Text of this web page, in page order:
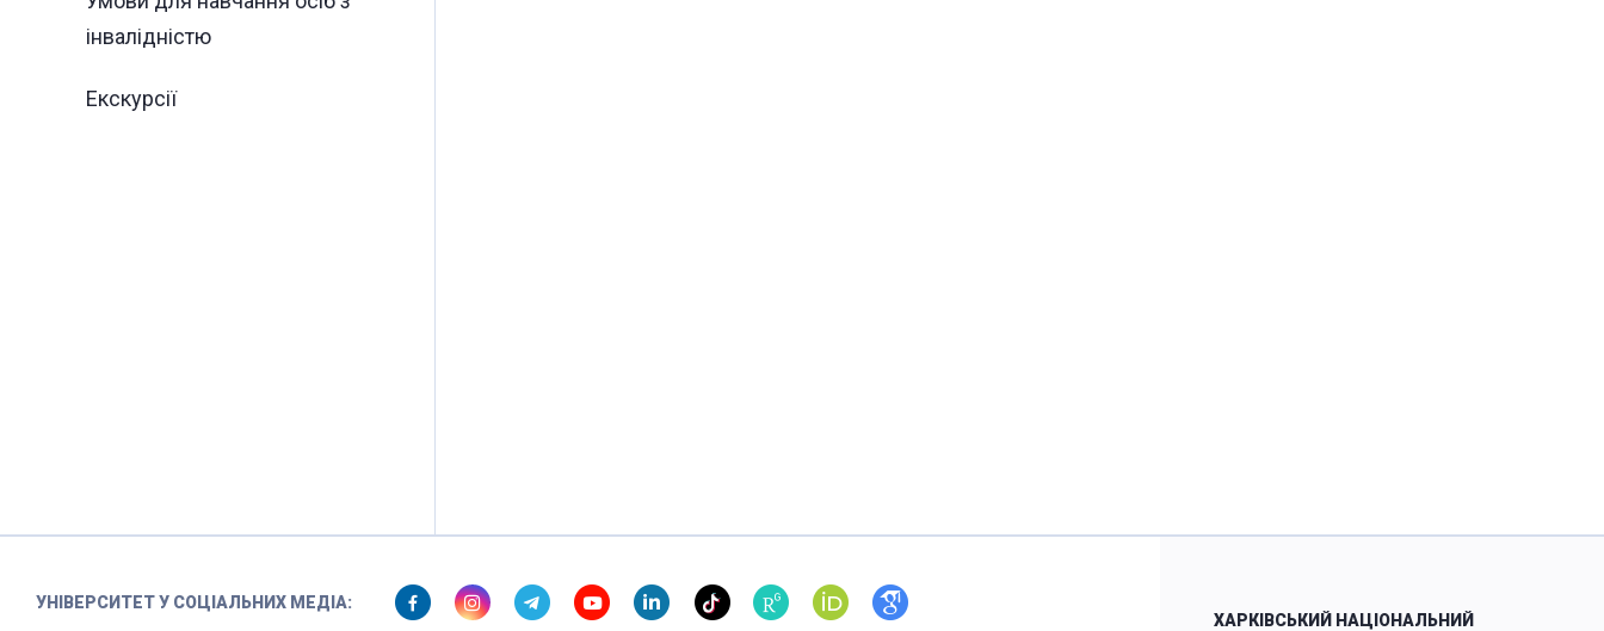
інвалідністю
Екскурсії
УНІВЕРСИТЕТ У СОЦІАЛЬНИХ МЕДІА:
ХАРКІВСЬКИЙ НАЦІОНАЛЬНИЙ